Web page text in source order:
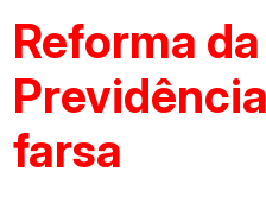
Reforma da
farsa